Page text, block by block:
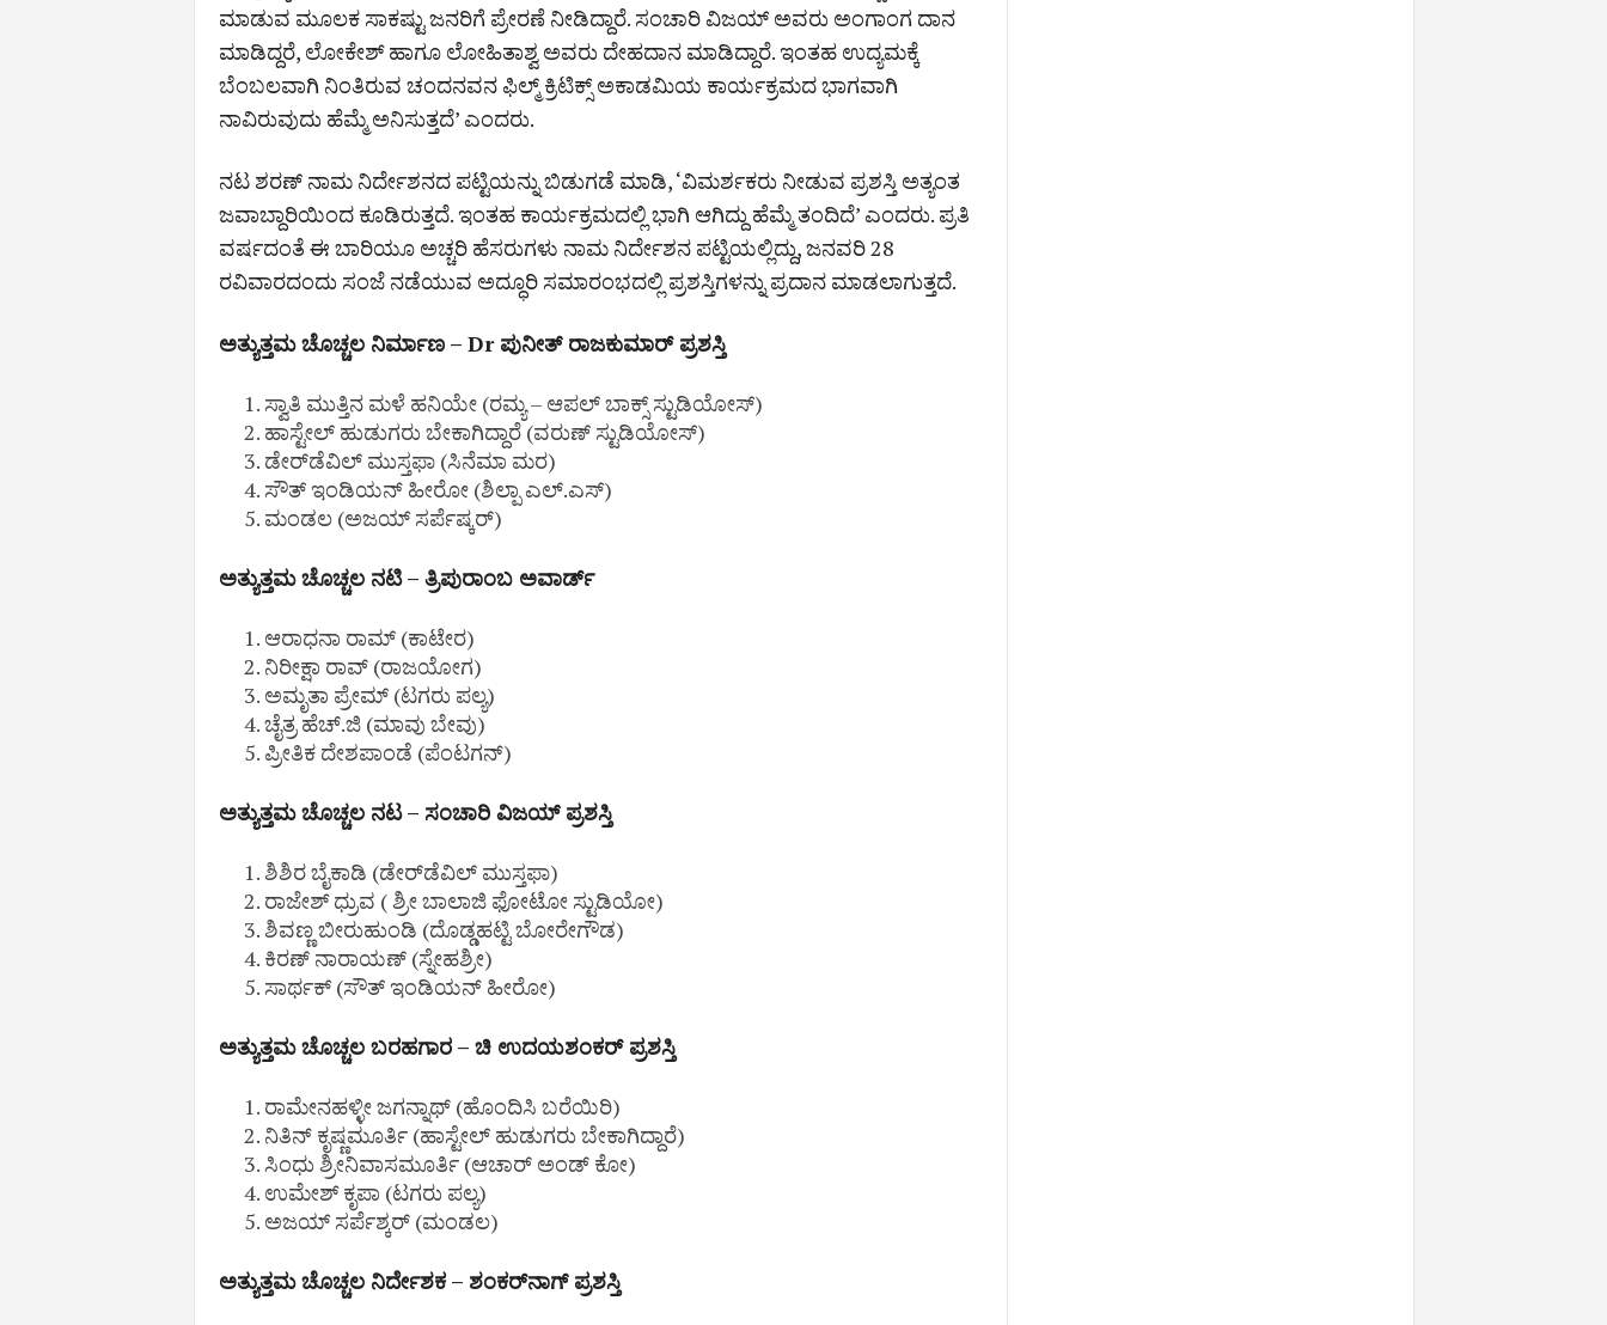
ಮಾಡುವ ಮೂಲಕ ಸಾಕಷ್ಟು ಜನರಿಗೆ ಪ್ರೇರಣೆ ನೀಡಿದ್ದಾರೆ. ಸಂಚಾರಿ ವಿಜಯ್ ಅವರು ಅಂಗಾಂಗ ದಾನ
ಮಾಡಿದ್ದರೆ, ಲೋಕೇಶ್ ಹಾಗೂ ಲೋಹಿತಾಶ್ವ ಅವರು ದೇಹದಾನ ಮಾಡಿದ್ದಾರೆ. ಇಂತಹ ಉದ್ಯಮಕ್ಕೆ
ಬೆಂಬಲವಾಗಿ ನಿಂತಿರುವ ಚಂದನವನ ಫಿಲ್ಮ್ ಕ್ರಿಟಿಕ್ಸ್ ಅಕಾಡಮಿಯ ಕಾರ್ಯಕ್ರಮದ ಭಾಗವಾಗಿ
ನಾವಿರುವುದು ಹೆಮ್ಮೆ ಅನಿಸುತ್ತದೆ’ ಎಂದರು.
ನಟ ಶರಣ್ ನಾಮ ನಿರ್ದೇಶನದ ಪಟ್ಟಿಯನ್ನು ಬಿಡುಗಡೆ ಮಾಡಿ, ‘ವಿಮರ್ಶಕರು ನೀಡುವ ಪ್ರಶಸ್ತಿ ಅತ್ಯಂತ
ಜವಾಬ್ದಾರಿಯಿಂದ ಕೂಡಿರುತ್ತದೆ. ಇಂತಹ ಕಾರ್ಯಕ್ರಮದಲ್ಲಿ ಭಾಗಿ ಆಗಿದ್ದು ಹೆಮ್ಮೆ ತಂದಿದೆ’ ಎಂದರು. ಪ್ರತಿ
ವರ್ಷದಂತೆ ಈ ಬಾರಿಯೂ ಅಚ್ಚರಿ ಹೆಸರುಗಳು ನಾಮ ನಿರ್ದೇಶನ ಪಟ್ಟಿಯಲ್ಲಿದ್ದು, ಜನವರಿ 28
ರವಿವಾರದಂದು ಸಂಜೆ ನಡೆಯುವ ಅದ್ಧೂರಿ ಸಮಾರಂಭದಲ್ಲಿ ಪ್ರಶಸ್ತಿಗಳನ್ನು ಪ್ರದಾನ ಮಾಡಲಾಗುತ್ತದೆ.
ಅತ್ಯುತ್ತಮ ಚೊಚ್ಚಲ ನಿರ್ಮಾಣ – Dr ಪುನೀತ್ ರಾಜಕುಮಾರ್ ಪ್ರಶಸ್ತಿ
ಸ್ವಾತಿ ಮುತ್ತಿನ ಮಳೆ ಹನಿಯೇ (ರಮ್ಯ – ಆಪಲ್ ಬಾಕ್ಸ್ ಸ್ಟುಡಿಯೋಸ್)
ಹಾಸ್ಟೇಲ್ ಹುಡುಗರು ಬೇಕಾಗಿದ್ದಾರೆ (ವರುಣ್ ಸ್ಟುಡಿಯೋಸ್)
ಡೇರ್‌ಡೆವಿಲ್ ಮುಸ್ತಫಾ (ಸಿನೆಮಾ ಮರ)
ಸೌತ್ ಇಂಡಿಯನ್ ಹೀರೋ (ಶಿಲ್ಪಾ ಎಲ್.ಎಸ್)
ಮಂಡಲ (ಅಜಯ್ ಸರ್ಪೆಷ್ಕರ್)
ಅತ್ಯುತ್ತಮ ಚೊಚ್ಚಲ ನಟಿ – ತ್ರಿಪುರಾಂಬ ಅವಾರ್ಡ್
ಆರಾಧನಾ ರಾಮ್ (ಕಾಟೇರ)
ನಿರೀಕ್ಷಾ ರಾವ್ (ರಾಜಯೋಗ)
ಅಮೃತಾ ಪ್ರೇಮ್ (ಟಗರು ಪಲ್ಯ)
ಚೈತ್ರ ಹೆಚ್.ಜಿ (ಮಾವು ಬೇವು)
ಪ್ರೀತಿಕ ದೇಶಪಾಂಡೆ (ಪೆಂಟಗನ್)
ಅತ್ಯುತ್ತಮ ಚೊಚ್ಚಲ ನಟ – ಸಂಚಾರಿ ವಿಜಯ್ ಪ್ರಶಸ್ತಿ
ಶಿಶಿರ ಬೈಕಾಡಿ (ಡೇರ್‌ಡೆವಿಲ್ ಮುಸ್ತಫಾ)
ರಾಜೇಶ್ ಧ್ರುವ ( ಶ್ರೀ ಬಾಲಾಜಿ ಫೋಟೋ ಸ್ಟುಡಿಯೋ)
ಶಿವಣ್ಣ ಬೀರುಹುಂಡಿ (ದೊಡ್ಡಹಟ್ಟಿ ಬೋರೇಗೌಡ)
ಕಿರಣ್ ನಾರಾಯಣ್ (ಸ್ನೇಹಶ್ರೀ)
ಸಾರ್ಥಕ್ (ಸೌತ್ ಇಂಡಿಯನ್ ಹೀರೋ)
ಅತ್ಯುತ್ತಮ ಚೊಚ್ಚಲ ಬರಹಗಾರ – ಚಿ ಉದಯಶಂಕರ್ ಪ್ರಶಸ್ತಿ
ರಾಮೇನಹಳ್ಳೀ ಜಗನ್ನಾಥ್ (ಹೊಂದಿಸಿ ಬರೆಯಿರಿ)
ನಿತಿನ್ ಕೃಷ್ಣಮೂರ್ತಿ (ಹಾಸ್ಟೇಲ್ ಹುಡುಗರು ಬೇಕಾಗಿದ್ದಾರೆ)
ಸಿಂಧು ಶ್ರೀನಿವಾಸಮೂರ್ತಿ (ಆಚಾರ್ ಅಂಡ್ ಕೋ)
ಉಮೇಶ್ ಕೃಪಾ (ಟಗರು ಪಲ್ಯ)
ಅಜಯ್ ಸರ್ಪೆಶ್ಕರ್ (ಮಂಡಲ)
ಅತ್ಯುತ್ತಮ ಚೊಚ್ಚಲ ನಿರ್ದೇಶಕ – ಶಂಕರ್‌ನಾಗ್‌ ಪ್ರಶಸ್ತಿ